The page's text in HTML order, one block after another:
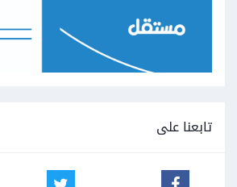
تابعنا على